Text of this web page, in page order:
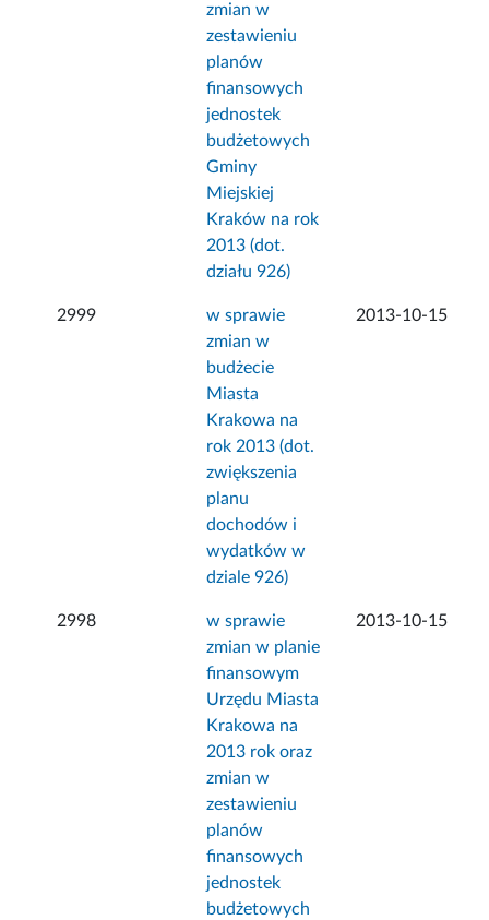
zmian w
zestawieniu
planów
finansowych
jednostek
budżetowych
Gminy
Miejskiej
Kraków na rok
2013 (dot.
działu 926)
2999
w sprawie
zmian w
budżecie
Miasta
Krakowa na
rok 2013 (dot.
zwiększenia
planu
dochodów i
wydatków w
dziale 926)
2013-10-15
2998
w sprawie
zmian w planie
finansowym
Urzędu Miasta
Krakowa na
2013 rok oraz
zmian w
zestawieniu
planów
finansowych
jednostek
budżetowych
2013-10-15